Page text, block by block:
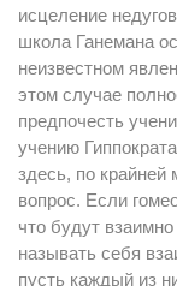
исцеление
школа Ганемана
неизвестном
этом случае
предпочесть
учению
здесь, по крайней
вопрос. Если
что будут
называть себя
пусть каждый из